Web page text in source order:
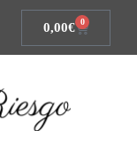
0,00€ 0